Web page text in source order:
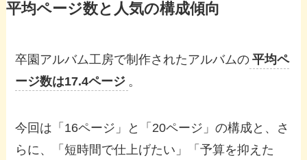
平均ページ数と人気の構成傾向
卒園アルバム工房で制作されたアルバムの 平均ペ
ージ数は17.4ページ 。
今回は「16ページ」と「20ページ」の構成と、さ
らに、「短時間で仕上げたい」「予算を抑えた